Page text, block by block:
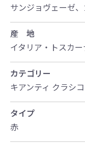
サンジョヴェーゼ
産 地
イタリア・トスカ
カテゴリー
キアンティ クラシ
タイプ
赤